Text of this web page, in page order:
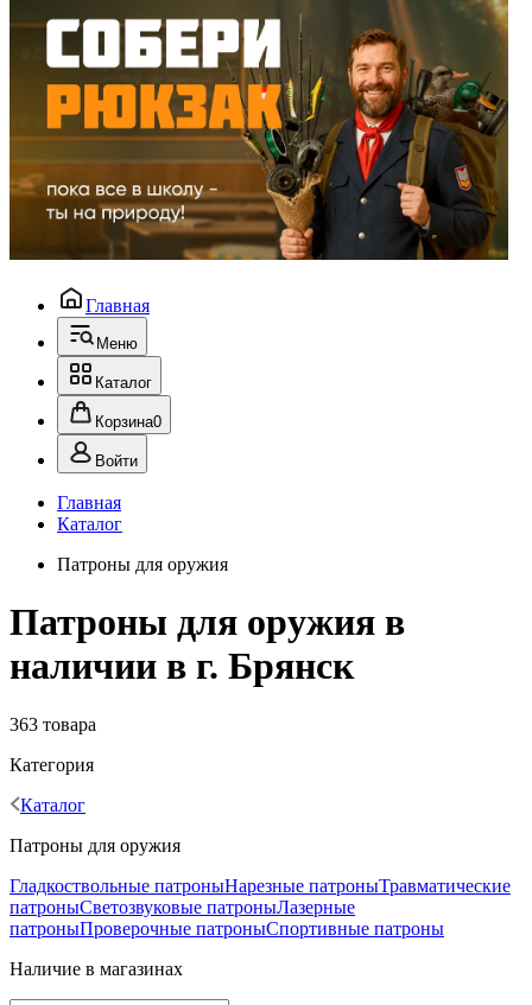
Главная
Меню
Каталог
Корзина0
Войти
Главная
Каталог
Патроны для оружия
Патроны для оружия в
наличии в г. Брянск
363 товара
Категория
Каталог
Патроны для оружия
Гладкоствольные патроныНарезные патроныТравматические
патроныСветозвуковые патроныЛазерные
патроныПроверочные патроныСпортивные патроны
Наличие в магазинах